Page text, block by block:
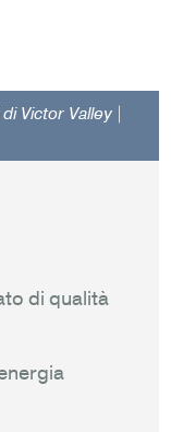
Victor Valley |
di qualità